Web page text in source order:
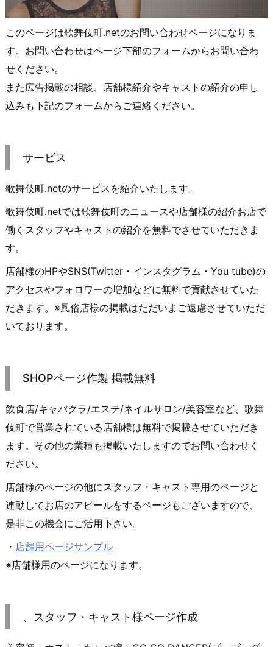
このページは歌舞伎町.netのお問い合わせページになりま
す。お問い合わせはページ下部のフォームからお問い合わ
せください。
また広告掲載の相談、店舗様紹介やキャストの紹介の申し
込みも下記のフォームからご連絡ください。
サービス
歌舞伎町.netのサービスを紹介いたします。
歌舞伎町.netでは歌舞伎町のニュースや店舗様の紹介お店で
働くスタッフやキャストの紹介を無料でさせていただきま
す。
店舗様のHPやSNS(Twitter・インスタグラム・You tube)の
アクセスやフォロワーの増加などに無料で貢献させていた
だきます。※風俗店様の掲載はただいまご遠慮させていただ
いております。
SHOPページ作製 掲載無料
飲食店/キャバクラ/エステ/ネイルサロン/美容室など、歌舞
伎町で営業されている店舗様は無料で掲載させていただき
ます。その他の業種も掲載いたしますのでお問い合わせく
ださい。
店舗様のページの他にスタッフ・キャスト専用のページと
連動してお店のアピールをするページもございますので、
是非この機会にご活用下さい。
・ 店舗用ページサンプル
※店舗様用のページになります。
、スタッフ・キャスト様ページ作成